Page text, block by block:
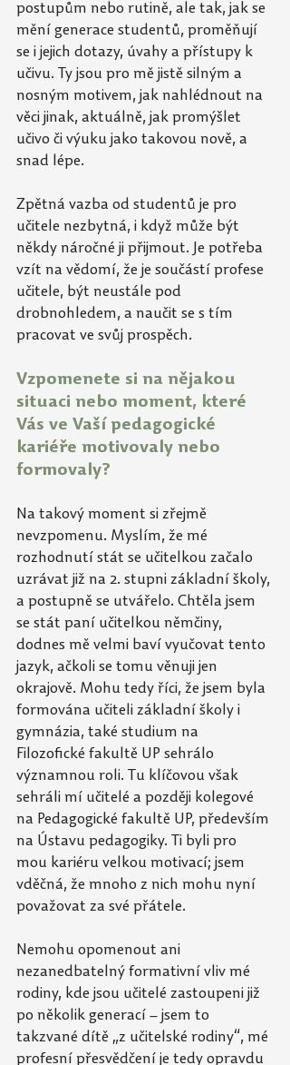
postupům nebo rutině, ale tak, jak se
mění generace studentů, proměňují
se i jejich dotazy, úvahy a přístupy k
učivu. Ty jsou pro mě jistě silným a
nosným motivem, jak nahlédnout na
věci jinak, aktuálně, jak promýšlet
učivo či výuku jako takovou nově, a
snad lépe.
Zpětná vazba od studentů je pro
učitele nezbytná, i když může být
někdy náročné ji přijmout. Je potřeba
vzít na vědomí, že je součástí profese
učitele, být neustále pod
drobnohledem, a naučit se s tím
pracovat ve svůj prospěch.
Vzpomenete si na nějakou
situaci nebo moment, které
Vás ve Vaší pedagogické
kariéře motivovaly nebo
formovaly?
Na takový moment si zřejmě
nevzpomenu. Myslím, že mé
rozhodnutí stát se učitelkou začalo
uzrávat již na 2. stupni základní školy,
a postupně se utvářelo. Chtěla jsem
se stát paní učitelkou němčiny,
dodnes mě velmi baví vyučovat tento
jazyk, ačkoli se tomu věnuji jen
okrajově. Mohu tedy říci, že jsem byla
formována učiteli základní školy i
gymnázia, také studium na
Filozofické fakultě UP sehrálo
významnou roli. Tu klíčovou však
sehráli mí učitelé a později kolegové
na Pedagogické fakultě UP, především
na Ústavu pedagogiky. Ti byli pro
mou kariéru velkou motivací; jsem
vděčná, že mnoho z nich mohu nyní
považovat za své přátele.
Nemohu opomenout ani
nezanedbatelný formativní vliv mé
rodiny, kde jsou učitelé zastoupeni již
po několik generací – jsem to
takzvané dítě „z učitelské rodiny“, mé
profesní přesvědčení je tedy opravdu